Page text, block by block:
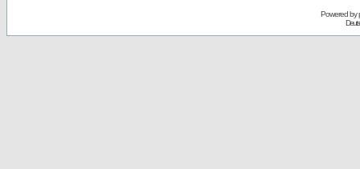
Powered by